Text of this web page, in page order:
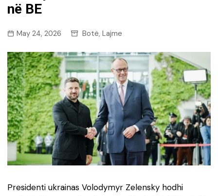
në BE
May 24, 2026 Botë, Lajme
Presidenti ukrainas Volodymyr Zelensky hodhi